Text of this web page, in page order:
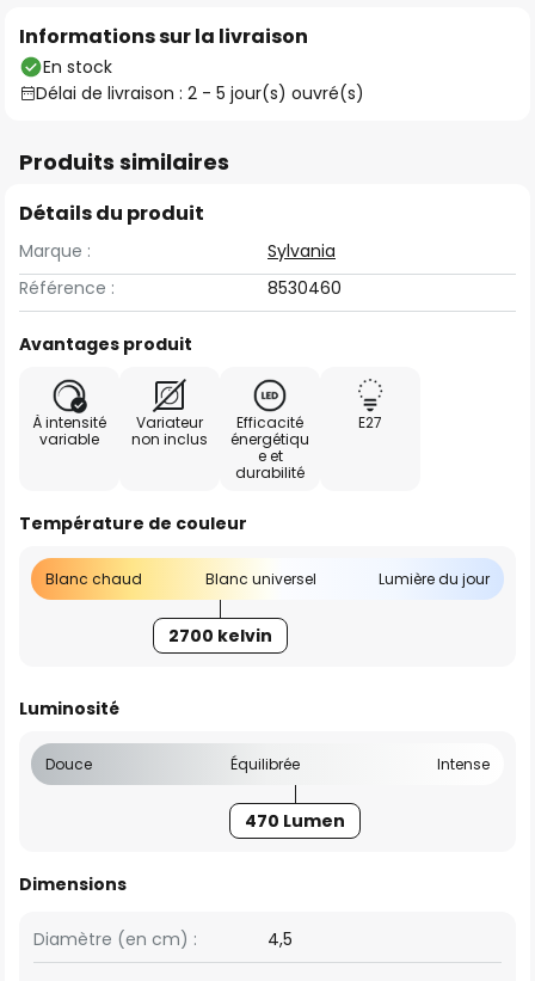
Informations sur la livraison
En stock
Délai de livraison : 2 - 5 jour(s) ouvré(s)
Produits similaires
Détails du produit
Marque :
Sylvania
Référence :
8530460
Avantages produit
À intensité
variable
Variateur
non inclus
Efficacité
énergétiqu
e et
durabilité
E27
Température de couleur
Blanc chaud Blanc universel Lumière du jour
2700 kelvin
Luminosité
Douce Équilibrée Intense
470 Lumen
Dimensions
Diamètre (en cm) : 4,5